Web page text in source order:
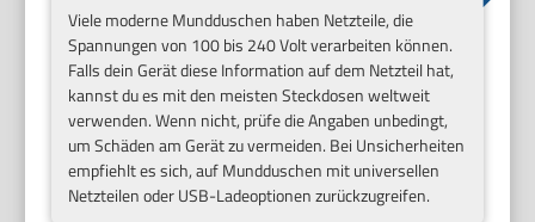
Viele moderne Mundduschen haben Netzteile, die
Spannungen von 100 bis 240 Volt verarbeiten können.
Falls dein Gerät diese Information auf dem Netzteil hat,
kannst du es mit den meisten Steckdosen weltweit
verwenden. Wenn nicht, prüfe die Angaben unbedingt,
um Schäden am Gerät zu vermeiden. Bei Unsicherheiten
empfiehlt es sich, auf Mundduschen mit universellen
Netzteilen oder USB-Ladeoptionen zurückzugreifen.